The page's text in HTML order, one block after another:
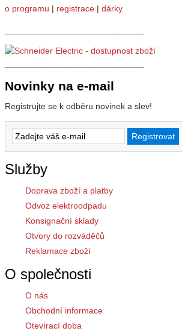
o programu | registrace | dárky
Novinky na e-mail
Registrujte se k odběru novinek a slev!
Služby
Doprava zboží a platby
Odvoz elektroodpadu
Konsignační sklady
Otvory do rozváděčů
Reklamace zboží
O společnosti
O nás
Obchodní informace
Otevírací doba